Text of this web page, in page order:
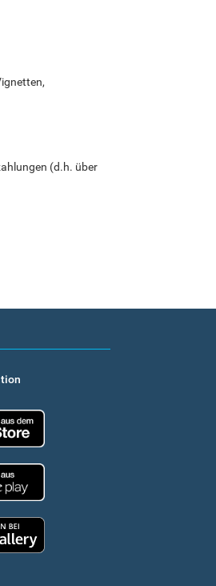
(d.h. über
App Store
Google Play
Huawei app gallery